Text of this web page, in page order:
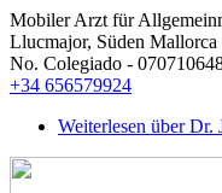
Mobiler Arzt für
Llucmajor, Süden Mallorca
No. Colegiado -
+34 656579924
Weiterlesen über Dr.